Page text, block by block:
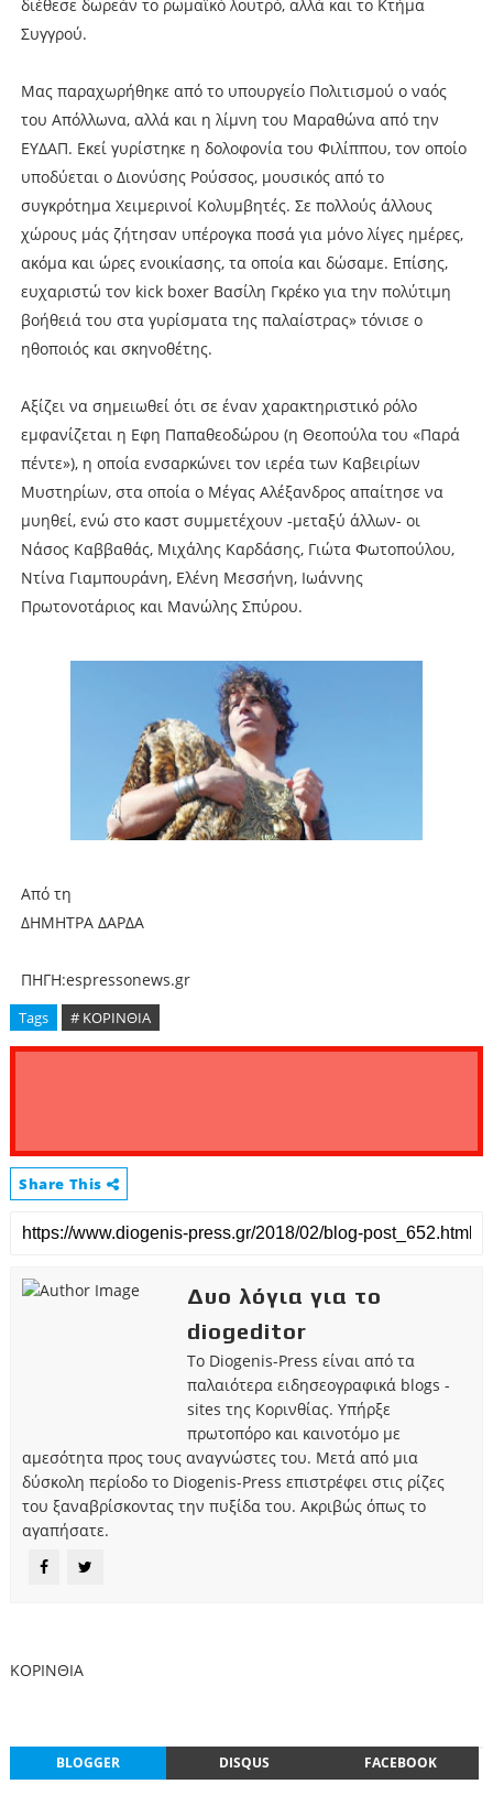
διέθεσε δωρεάν το ρωμαϊκό λουτρό, αλλά και το Κτήμα
Συγγρού.
Μας παραχωρήθηκε από το υπουργείο Πολιτισμού ο ναός
του Απόλλωνα, αλλά και η λίμνη του Μαραθώνα από την
ΕΥΔΑΠ. Εκεί γυρίστηκε η δολοφονία του Φιλίππου, τον οποίο
υποδύεται ο Διονύσης Ρούσσος, μουσικός από το
συγκρότημα Χειμερινοί Κολυμβητές. Σε πολλούς άλλους
χώρους μάς ζήτησαν υπέρογκα ποσά για μόνο λίγες ημέρες,
ακόμα και ώρες ενοικίασης, τα οποία και δώσαμε. Επίσης,
ευχαριστώ τον kick boxer Βασίλη Γκρέκο για την πολύτιμη
βοήθειά του στα γυρίσματα της παλαίστρας» τόνισε ο
ηθοποιός και σκηνοθέτης.
Αξίζει να σημειωθεί ότι σε έναν χαρακτηριστικό ρόλο
εμφανίζεται η Εφη Παπαθεοδώρου (η Θεοπούλα του «Παρά
πέντε»), η οποία ενσαρκώνει τον ιερέα των Καβειρίων
Μυστηρίων, στα οποία ο Μέγας Αλέξανδρος απαίτησε να
μυηθεί, ενώ στο καστ συμμετέχουν -μεταξύ άλλων- οι
Νάσος Καββαθάς, Mιχάλης Καρδάσης, Γιώτα Φωτοπούλου,
Ντίνα Γιαμπουράνη, Ελένη Μεσσήνη, Ιωάννης
Πρωτονοτάριος και Μανώλης Σπύρου.
Από τη
ΔΗΜΗΤΡΑ ΔΑΡΔΑ
ΠΗΓΗ:espressonews.gr
Tags # ΚΟΡΙΝΘΙΑ
Share This
Δυο λόγια για το
diogeditor
Το Diogenis-Press είναι από τα
παλαιότερα ειδησεογραφικά blogs -
sites της Κορινθίας. Υπήρξε
πρωτοπόρο και καινοτόμο με
αμεσότητα προς τους αναγνώστες του. Μετά από μια
δύσκολη περίοδο το Diogenis-Press επιστρέφει στις ρίζες
του ξαναβρίσκοντας την πυξίδα του. Ακριβώς όπως το
αγαπήσατε.
ΚΟΡΙΝΘΙΑ
BLOGGER DISQUS FACEBOOK